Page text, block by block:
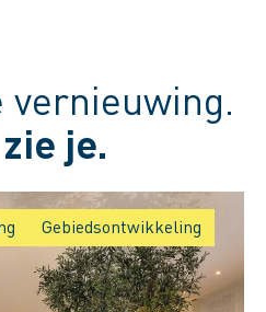
vernieuwing.
je.
Gebiedsontwikkeling